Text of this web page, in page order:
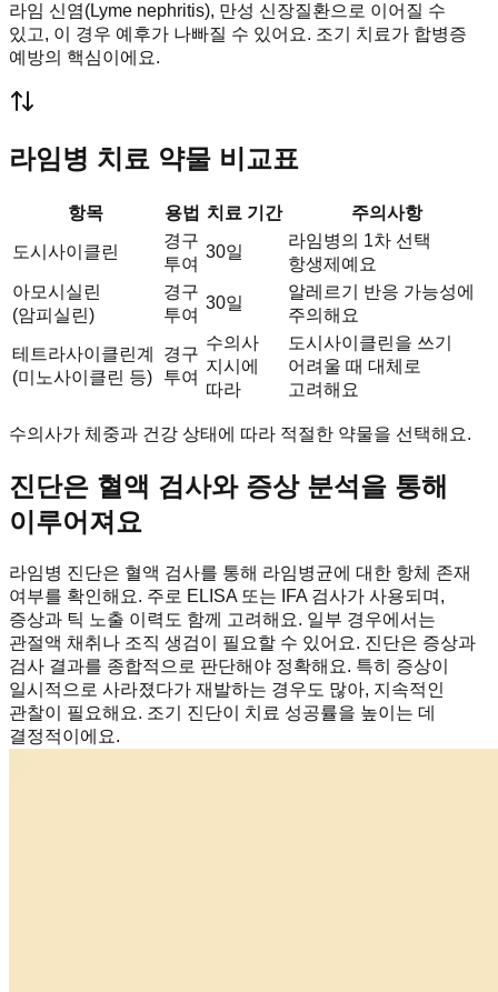
라임 신염(Lyme nephritis), 만성 신장질환으로 이어질 수
있고, 이 경우 예후가 나빠질 수 있어요. 조기 치료가 합병증
예방의 핵심이에요.
라임병 치료 약물 비교표
항목 용법 치료 기간 주의사항
도시사이클린
경구
투여
30일
라임병의 1차 선택
항생제예요
아모시실린
(암피실린)
경구
투여
30일
알레르기 반응 가능성에
주의해요
테트라사이클린계
(미노사이클린 등)
경구
투여
수의사
지시에
따라
도시사이클린을 쓰기
어려울 때 대체로
고려해요
수의사가 체중과 건강 상태에 따라 적절한 약물을 선택해요.
진단은 혈액 검사와 증상 분석을 통해
이루어져요
라임병 진단은 혈액 검사를 통해 라임병균에 대한 항체 존재
여부를 확인해요. 주로 ELISA 또는 IFA 검사가 사용되며,
증상과 틱 노출 이력도 함께 고려해요. 일부 경우에서는
관절액 채취나 조직 생검이 필요할 수 있어요. 진단은 증상과
검사 결과를 종합적으로 판단해야 정확해요. 특히 증상이
일시적으로 사라졌다가 재발하는 경우도 많아, 지속적인
관찰이 필요해요. 조기 진단이 치료 성공률을 높이는 데
결정적이에요.